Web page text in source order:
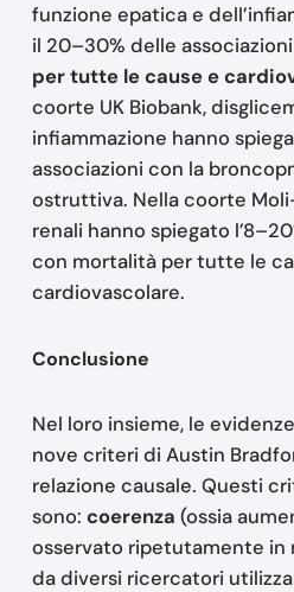
funzione epatica e
il 20–30% delle associazioni
per tutte le cause e
coorte UK Biobank,
infiammazione hanno
associazioni con la
ostruttiva. Nella coorte
renali hanno spiegato
con mortalità per tutte le
cardiovascolare.
Conclusione
Nel loro insieme, le
nove criteri di Austin
relazione causale. Questi
sono: coerenza (ossia
osservato ripetutamente in
da diversi ricercatori